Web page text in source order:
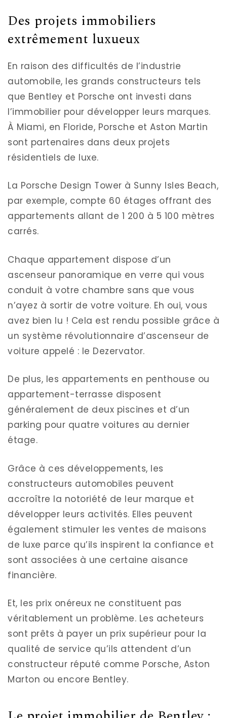
Des projets immobiliers
extrêmement luxueux
En raison des difficultés de l’industrie
automobile, les grands constructeurs tels
que Bentley et Porsche ont investi dans
l’immobilier pour développer leurs marques.
À Miami, en Floride, Porsche et Aston Martin
sont partenaires dans deux projets
résidentiels de luxe.
La Porsche Design Tower à Sunny Isles Beach,
par exemple, compte 60 étages offrant des
appartements allant de 1 200 à 5 100 mètres
carrés.
Chaque appartement dispose d’un
ascenseur panoramique en verre qui vous
conduit à votre chambre sans que vous
n’ayez à sortir de votre voiture. Eh oui, vous
avez bien lu ! Cela est rendu possible grâce à
un système révolutionnaire d’ascenseur de
voiture appelé : le Dezervator.
De plus, les appartements en penthouse ou
appartement-terrasse disposent
généralement de deux piscines et d’un
parking pour quatre voitures au dernier
étage.
Grâce à ces développements, les
constructeurs automobiles peuvent
accroître la notoriété de leur marque et
développer leurs activités. Elles peuvent
également stimuler les ventes de maisons
de luxe parce qu’ils inspirent la confiance et
sont associées à une certaine aisance
financière.
Et, les prix onéreux ne constituent pas
véritablement un problème. Les acheteurs
sont prêts à payer un prix supérieur pour la
qualité de service qu’ils attendent d’un
constructeur réputé comme Porsche, Aston
Marton ou encore Bentley.